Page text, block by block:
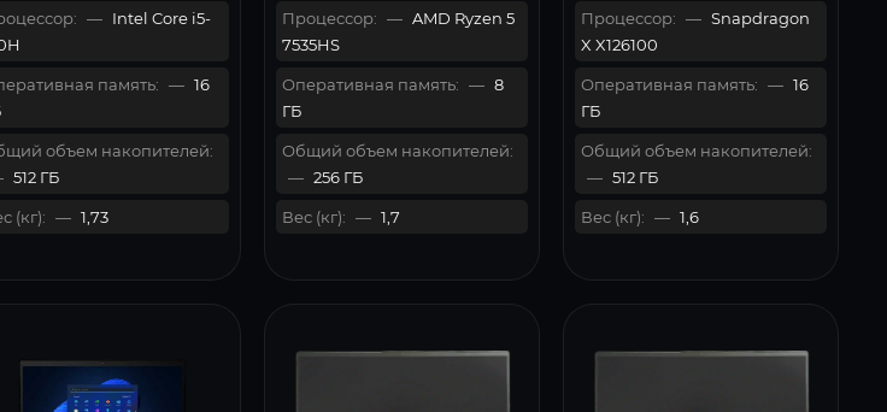
— Intel Core i5-
память: — 16
объем накопителей:
512 ГБ
(кг): — 1,73
Процессор: — AMD Ryzen 5
7535HS
Оперативная память: — 8
ГБ
Общий объем накопителей:
— 256 ГБ
Вес (кг): — 1,7
Процессор: — Snapdragon
X X126100
Оперативная память: — 16
ГБ
Общий объем накопителей:
— 512 ГБ
Вес (кг): — 1,6